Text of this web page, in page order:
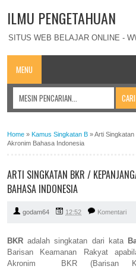
ILMU PENGETAHUAN
SITUS WEB BELAJAR ONLINE -
MENU
Home » Kamus Singkatan B »Arti Singkatan
Akronim Bahasa Indonesia
ARTI SINGKATAN BKR /
BAHASA INDONESIA
godam64 12:52 Komentari
BKR adalah singkatan dari kata
Barisan Keamanan Rakyat
Akronim BKR (Barisan